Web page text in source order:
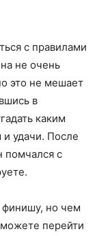
с правилами
не очень
это не мешает
в
каким
и удачи. После
помчался с
финишу, но чем
перейти